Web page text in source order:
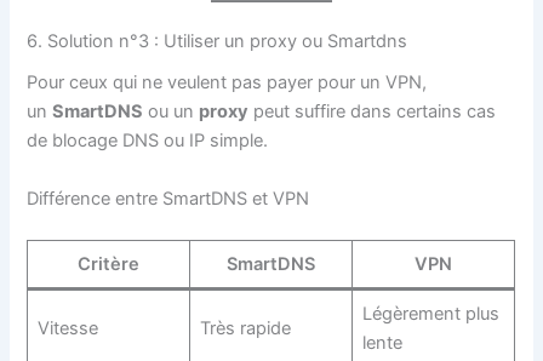
6. Solution n°3 : Utiliser un proxy ou Smartdns
Pour ceux qui ne veulent pas payer pour un VPN,
unSmartDNS ou un proxy peut suffire dans certains cas
de blocage DNS ou IP simple.
Différence entre SmartDNS et VPN
Critère SmartDNS VPN
Vitesse Très rapide
Légèrement plus
lente